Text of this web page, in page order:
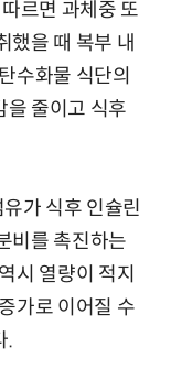
르면 과체중 또
했을 때 복부 내
수화물 식단의
을 줄이고 식후
가 식후 인슐린
비를 촉진하는
시 열량이 적지
가로 이어질 수
.